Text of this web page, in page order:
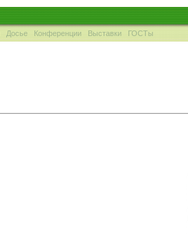
Досье Конференции Выставки ГОСТы